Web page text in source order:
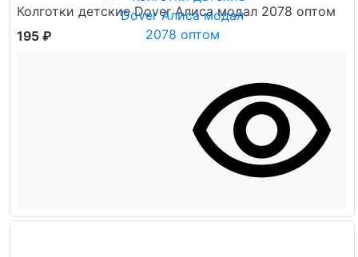
Колготки детские Dover Алиса модал 2078 оптом
195 ₽